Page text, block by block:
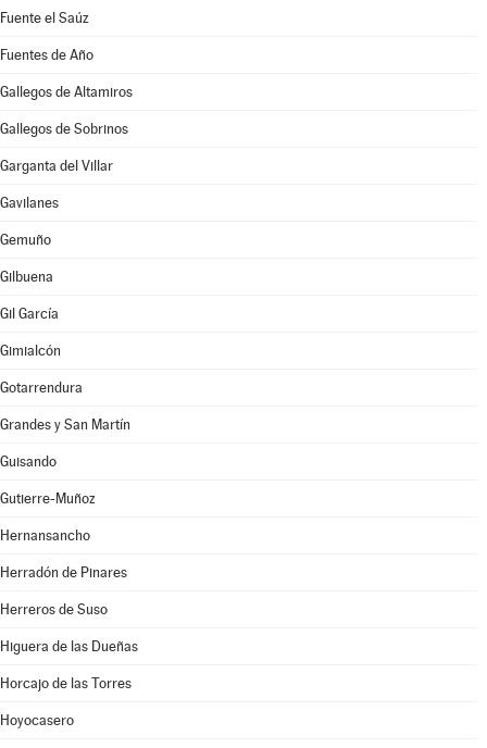
Fuente el Saúz
Fuentes de Año
Gallegos de Altamiros
Gallegos de Sobrinos
Garganta del Villar
Gavilanes
Gemuño
Gilbuena
Gil García
Gimialcón
Gotarrendura
Grandes y San Martín
Guisando
Gutierre-Muñoz
Hernansancho
Herradón de Pinares
Herreros de Suso
Higuera de las Dueñas
Horcajo de las Torres
Hoyocasero